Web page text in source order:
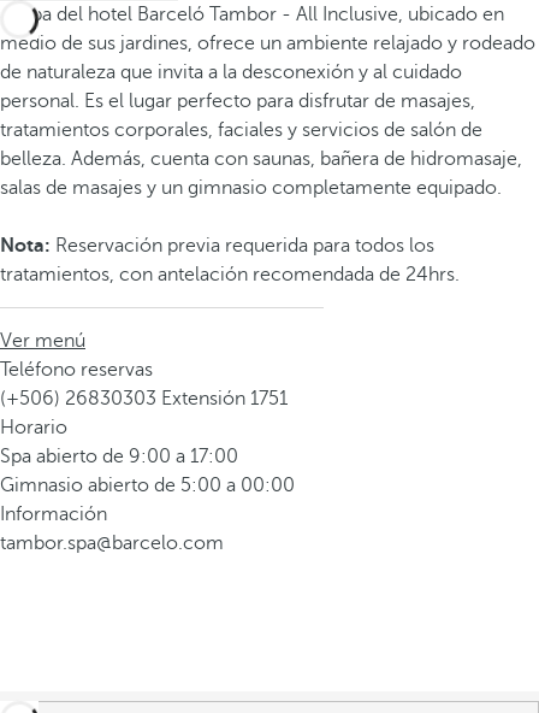
El Spa del hotel Barceló Tambor - All Inclusive, ubicado en
medio de sus jardines, ofrece un ambiente relajado y rodeado
de naturaleza que invita a la desconexión y al cuidado
personal. Es el lugar perfecto para disfrutar de masajes,
tratamientos corporales, faciales y servicios de salón de
belleza. Además, cuenta con saunas, bañera de hidromasaje,
salas de masajes y un gimnasio completamente equipado.
Nota: Reservación previa requerida para todos los
tratamientos, con antelación recomendada de 24hrs.
Ver menú
Teléfono reservas
(+506) 26830303 Extensión 1751
Horario
Spa abierto de 9:00 a 17:00
Gimnasio abierto de 5:00 a 00:00
Información
tambor.spa@barcelo.com